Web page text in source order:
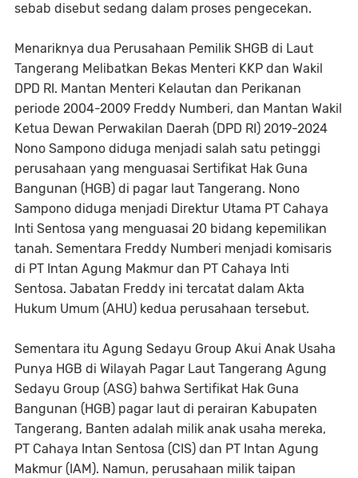
sebab disebut sedang dalam proses pengecekan.
Menariknya dua Perusahaan Pemilik SHGB di Laut
Tangerang Melibatkan Bekas Menteri KKP dan Wakil
DPD RI. Mantan Menteri Kelautan dan Perikanan
periode 2004-2009 Freddy Numberi, dan Mantan Wakil
Ketua Dewan Perwakilan Daerah (DPD RI) 2019-2024
Nono Sampono diduga menjadi salah satu petinggi
perusahaan yang menguasai Sertifikat Hak Guna
Bangunan (HGB) di pagar laut Tangerang. Nono
Sampono diduga menjadi Direktur Utama PT Cahaya
Inti Sentosa yang menguasai 20 bidang kepemilikan
tanah. Sementara Freddy Numberi menjadi komisaris
di PT Intan Agung Makmur dan PT Cahaya Inti
Sentosa. Jabatan Freddy ini tercatat dalam Akta
Hukum Umum (AHU) kedua perusahaan tersebut.
Sementara itu Agung Sedayu Group Akui Anak Usaha
Punya HGB di Wilayah Pagar Laut Tangerang Agung
Sedayu Group (ASG) bahwa Sertifikat Hak Guna
Bangunan (HGB) pagar laut di perairan Kabupaten
Tangerang, Banten adalah milik anak usaha mereka,
PT Cahaya Intan Sentosa (CIS) dan PT Intan Agung
Makmur (IAM). Namun, perusahaan milik taipan